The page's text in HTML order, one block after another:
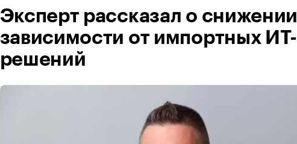
Эксперт рассказал о снижении
зависимости от импортных ИТ-
решений